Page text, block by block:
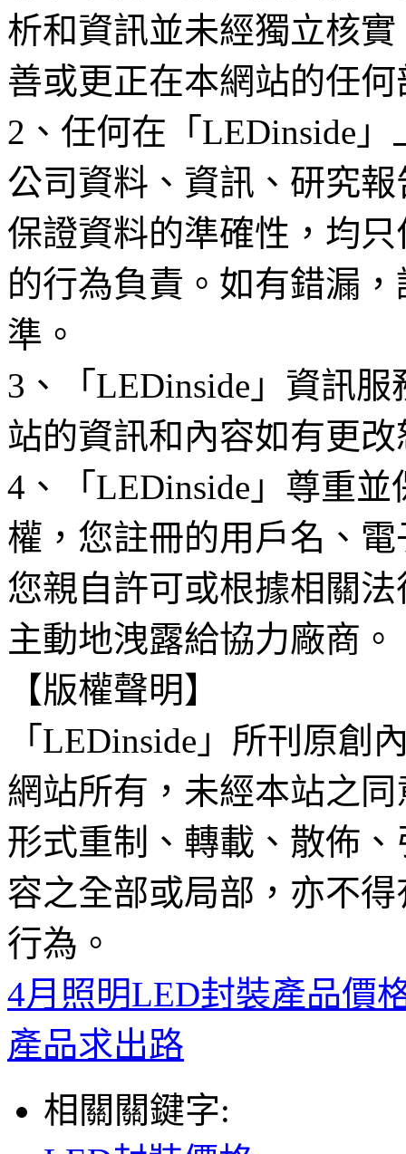
析和資訊並未經獨立核
善或更正在本網站的任
2、任何在「LEDinside
公司資料、資訊、研究
保證資料的準確性，均
的行為負責。如有錯漏
準。
3、「LEDinside」資訊
站的資訊和內容如有更
4、「LEDinside」尊重
權，您註冊的用戶名、
您親自許可或根據相關
主動地洩露給協力廠商。
【版權聲明】
「LEDinside」所刊原創
網站所有，未經本站之
形式重制、轉載、散佈
容之全部或局部，亦不
行為。
4月照明LED封裝產品價
產品求出路
相關關鍵字: